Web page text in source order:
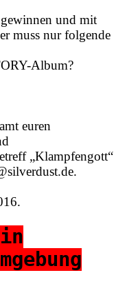
und mit
muss nur folgende
Album?
euren
„Klampfengott“